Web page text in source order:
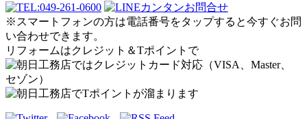
※スマートフォンの方は電話番号をタップすると今すぐお問
い合わせできます。
リフォームはクレジット＆Tポイントで